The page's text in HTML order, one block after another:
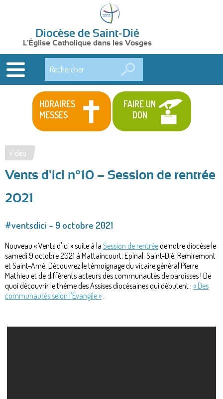
Diocèse de Saint-Dié
L'Église Catholique dans les Vosges
HORAIRES
MESSES
FAIRE UN
DON
Vous
êtes
ici
Vidéo
Vents d'ici n°10 – Session de rentrée
2021
#ventsdici – 9 octobre 2021
Nouveau « Vents d'ici » suite à la Session de rentréede notre diocèse le
samedi 9 octobre 2021 à Mattaincourt, Epinal, Saint-Dié, Remiremont
et Saint-Amé. Découvrez le témoignage du vicaire général Pierre
Mathieu et de différents acteurs des communautés de paroisses ! De
quoi découvrir le thème des Assises diocésaines qui débutent : « Des
communautés selon l'Evangile »